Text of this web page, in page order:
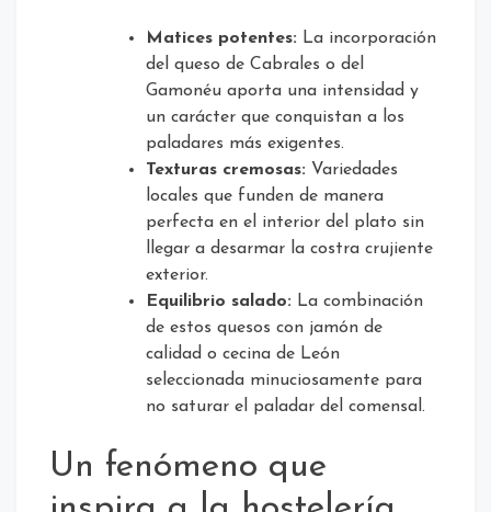
Matices potentes: La incorporación
del queso de Cabrales o del
Gamonéu aporta una intensidad y
un carácter que conquistan a los
paladares más exigentes.
Texturas cremosas: Variedades
locales que funden de manera
perfecta en el interior del plato sin
llegar a desarmar la costra crujiente
exterior.
Equilibrio salado: La combinación
de estos quesos con jamón de
calidad o cecina de León
seleccionada minuciosamente para
no saturar el paladar del comensal.
Un fenómeno que